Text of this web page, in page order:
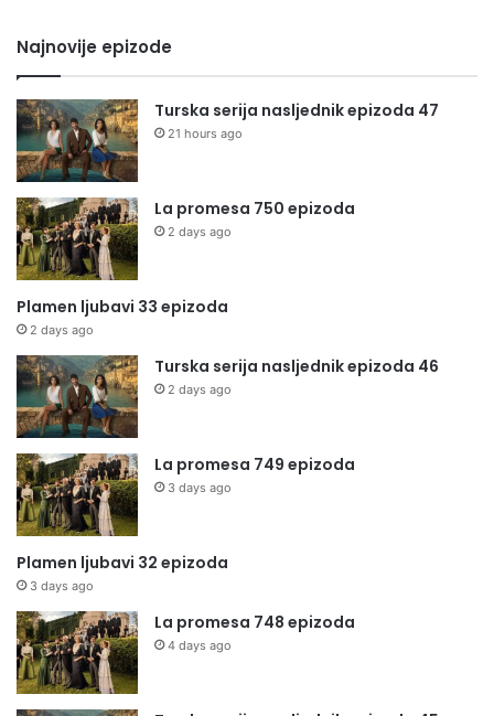
Najnovije epizode
Turska serija nasljednik epizoda 47
21 hours ago
La promesa 750 epizoda
2 days ago
Plamen ljubavi 33 epizoda
2 days ago
Turska serija nasljednik epizoda 46
2 days ago
La promesa 749 epizoda
3 days ago
Plamen ljubavi 32 epizoda
3 days ago
La promesa 748 epizoda
4 days ago